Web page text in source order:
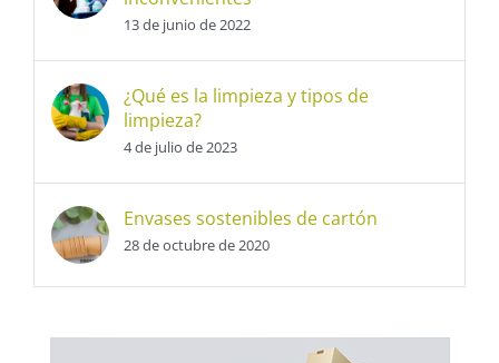
13 de junio de 2022
¿Qué es la limpieza y tipos de
limpieza?
4 de julio de 2023
Envases sostenibles de cartón
28 de octubre de 2020